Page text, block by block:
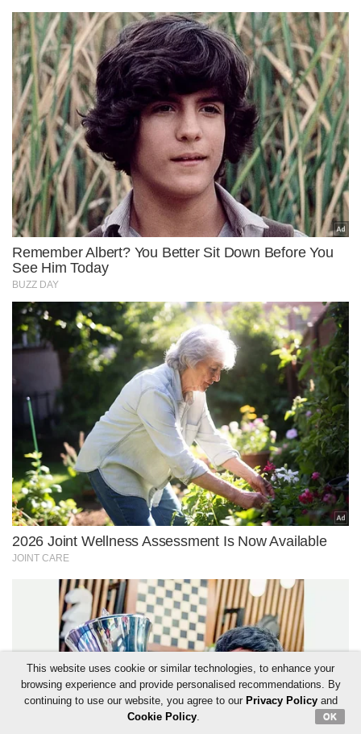
This website uses cookie or similar technologies, to enhance your
browsing experience and provide personalised recommendations. By
continuing to use our website, you agree to our Privacy Policyand
Cookie Policy. OK